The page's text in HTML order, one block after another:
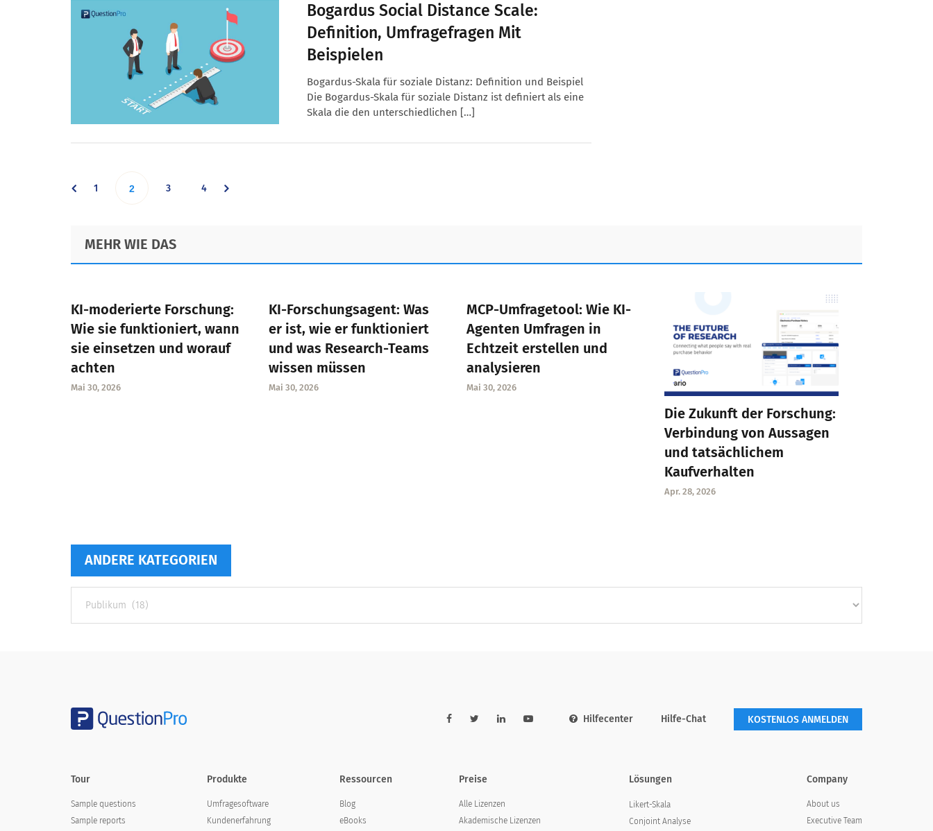
Bogardus Social Distance Scale:
Definition, Umfragefragen Mit
Beispielen
Bogardus-Skala für soziale Distanz: Definition und Beispiel
Die Bogardus-Skala für soziale Distanz ist definiert als eine
Skala die den unterschiedlichen […]
Go
1 Go
2 Go
3 Go
4
MEHR WIE DAS
KI-moderierte Forschung:
Wie sie funktioniert, wann
sie einsetzen und worauf
achten
Mai 30, 2026
KI-Forschungsagent: Was
er ist, wie er funktioniert
und was Research-Teams
wissen müssen
Mai 30, 2026
MCP-Umfragetool: Wie KI-
Agenten Umfragen in
Echtzeit erstellen und
analysieren
Mai 30, 2026
Die Zukunft der Forschung:
Verbindung von Aussagen
und tatsächlichem
Kaufverhalten
Apr. 28, 2026
ANDERE KATEGORIEN
Kategorien
Hilfecenter Hilfe-Chat KOSTENLOS ANMELDEN
Tour
Sample questions
Sample reports
Produkte
Umfragesoftware
Kundenerfahrung
Ressourcen
Blog
eBooks
Preise
Alle Lizenzen
Akademische Lizenzen
Lösungen
Likert-Skala
Conjoint Analyse
Company
About us
Executive Team